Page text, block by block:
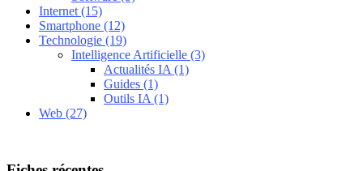
Internet (15)
Smartphone (12)
Technologie (19)
Intelligence Artificielle (3)
Actualités IA (1)
Guides (1)
Outils IA (1)
Web (27)